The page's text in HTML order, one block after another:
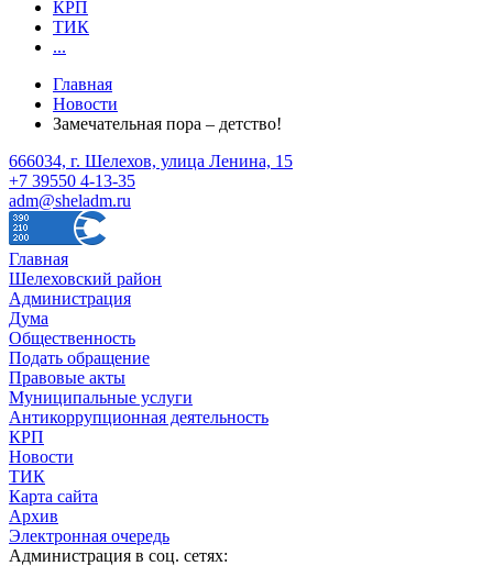
КРП
ТИК
...
Главная
Новости
Замечательная пора – детство!
666034, г. Шелехов, улица Ленина, 15
+7 39550 4-13-35
adm@sheladm.ru
Главная
Шелеховский район
Администрация
Дума
Общественность
Подать обращение
Правовые акты
Муниципальные услуги
Антикоррупционная деятельность
КРП
Новости
ТИК
Карта сайта
Архив
Электронная очередь
Администрация в соц. сетях: